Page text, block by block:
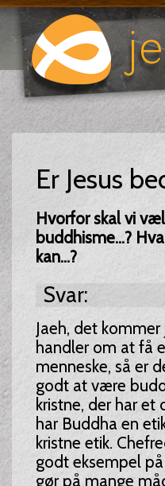
Er Jesus
Hvorfor skal vi
buddhisme...?
kan...?
Svar:
Jaeh, det
handler om at få
menneske, så er
godt at være
kristne, der har et
har Buddha en
kristne etik.
godt eksempel
gør på mange